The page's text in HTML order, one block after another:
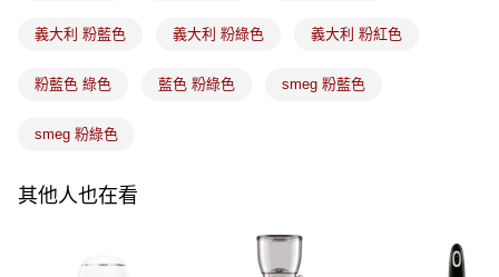
常溫宅配-(限重20kg以下)
免運費
義大利 粉藍色 義大利 粉綠色 義大利 粉紅色
粉藍色 綠色 藍色 粉綠色 smeg 粉藍色
smeg 粉綠色
其他人也在看